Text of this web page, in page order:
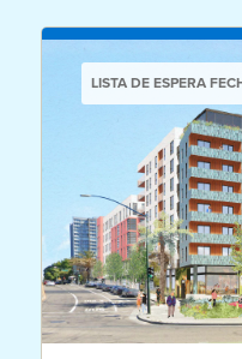
LISTA DE ESPERA